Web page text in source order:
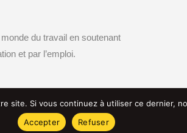
du travail en soutenant
et par l’emploi.
site. Si vous continuez à utiliser ce dernier,
Accepter
Refuser